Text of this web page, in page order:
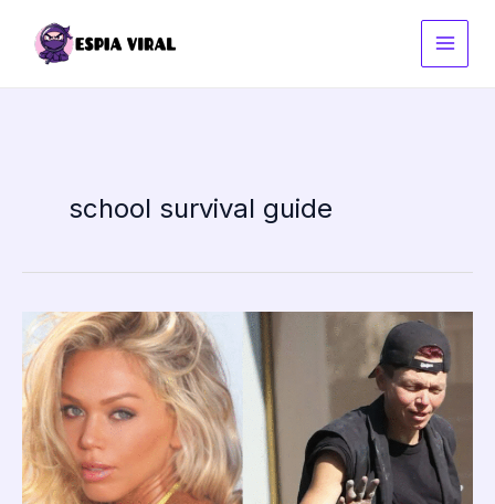
contenido
school survival guide